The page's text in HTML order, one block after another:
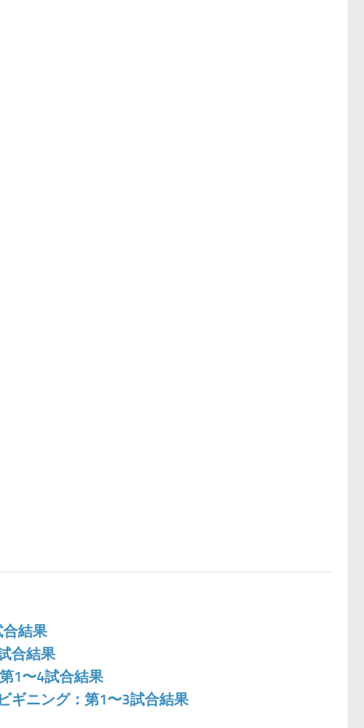
合結果
合結果
1〜4試合結果
ギニング：第1〜3試合結果